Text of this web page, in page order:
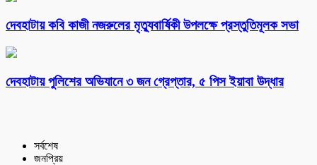
দেবহাটায় কবি কাজী নজরুলের মৃত্যুবার্ষিকী উপলক্ষে প্রস্তুতিমূলক সভা
দেবহাটায় পুলিশের অভিযানে ৩ জন গ্রেপ্তার, ৫ পিস ইয়াবা উদ্ধার
সর্বশেষ
জনপ্রিয়